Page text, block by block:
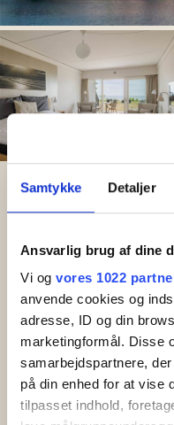
Samtykke Detaljer
Ansvarlig brug af dine
Vi og vores 1022
anvende cookies og
adresse, ID og din
marketingformål. Disse
samarbejdspartnere,
på din enhed for at vise
tilpasset indhold,
Valfritt
tur och retur
Bornholm
Åk till Bornholm och
det enkelt genom att
boende och färja
våra boenden och
paketresebiljetten från